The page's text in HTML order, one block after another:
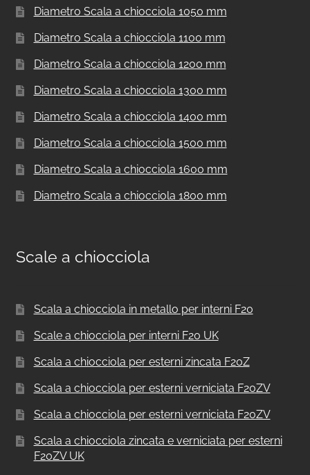
Diametro Scala a chiocciola 1050 mm
Diametro Scala a chiocciola 1100 mm
Diametro Scala a chiocciola 1200 mm
Diametro Scala a chiocciola 1300 mm
Diametro Scala a chiocciola 1400 mm
Diametro Scala a chiocciola 1500 mm
Diametro Scala a chiocciola 1600 mm
Diametro Scala a chiocciola 1800 mm
Scale a chiocciola
Scala a chiocciola in metallo per interni F20
Scale a chiocciola per interni F20 UK
Scala a chiocciola per esterni zincata F20Z
Scala a chiocciola per esterni verniciata F20ZV
Scala a chiocciola per esterni verniciata F20ZV
Scala a chiocciola zincata e verniciata per esterni
F20ZV UK